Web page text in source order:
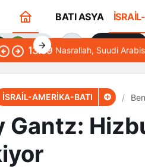
BATI ASYA
Sana Özel
13:09 Nasrallah, Suudi
İSRAİL-AMERİKA-BATI
Gantz: